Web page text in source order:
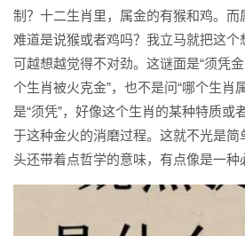
制？十二生肖里，属金的有猴和鸡。而
难道是说猴或者鸡吗？我立马就把这个
可越想越觉得不对劲。这谜面是“须凭
个生肖被火克金”，也不是问“哪个生肖
是“须凭”，好像这个生肖的某种特质或
于这种金火的消磨过程。这就不光是简
头还带着点哲学的意味，有点像是一种